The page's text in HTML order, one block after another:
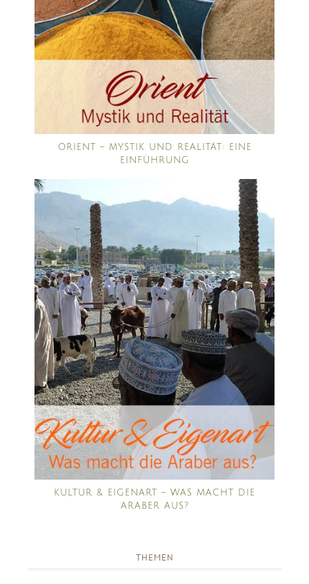
ORIENT – MYSTIK UND REALITÄT: EINE
EINFÜHRUNG
KULTUR & EIGENART – WAS MACHT DIE
ARABER AUS?
THEMEN